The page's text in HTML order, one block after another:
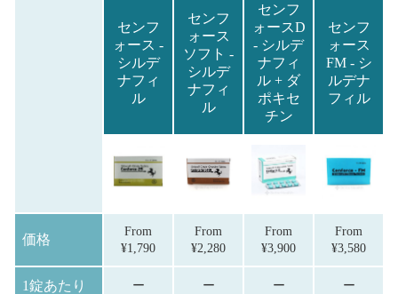
センフ
ォース -
シルデ
ナフィ
ル
センフ
ォース
ソフト -
シルデ
ナフィ
ル
センフ
ォースD
- シルデ
ナフィ
ル + ダ
ポキセ
チン
センフ
ォース
FM - シ
ルデナ
フィル
価格
From
¥1,790
From
¥2,280
From
¥3,900
From
¥3,580
1錠あたり ー ー ー ー